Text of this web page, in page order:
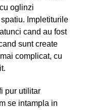
oglinzi
Impletiturile
cand au fost
sunt create
complicat, cu
pur utilitar
se intampla in